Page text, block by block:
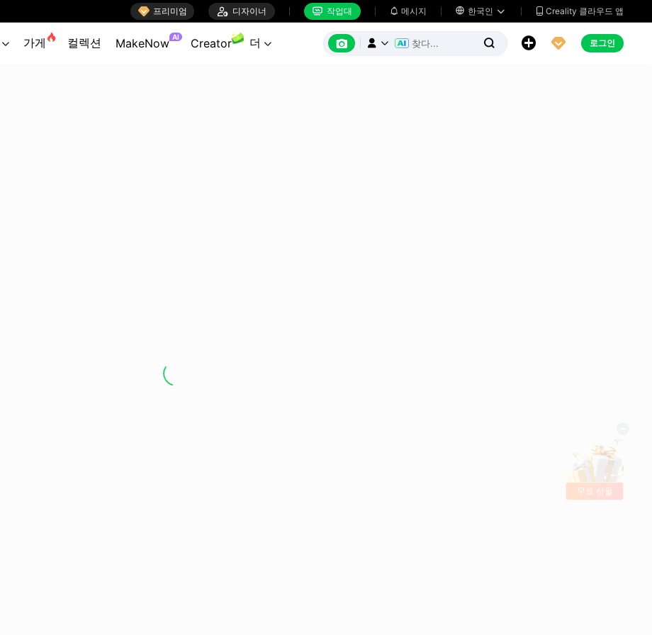
 프리미엄  디자이너  작업대  메시지  한국인   Creality 클라우드 앱
 가게  컬렉션 MakeNow AI Creator 더        로그인
무료 선물